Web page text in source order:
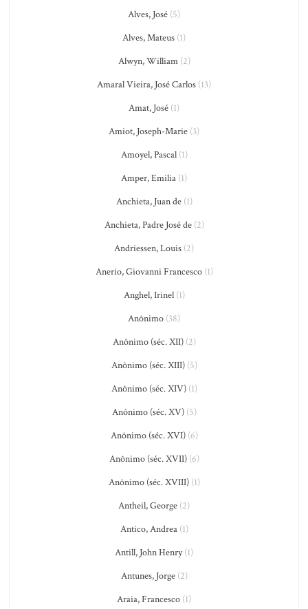
Alves, José (5)
Alves, Mateus (1)
Alwyn, William(2)
Amaral Vieira, José Carlos (13)
Amat, José (1)
Amiot, Joseph-Marie (3)
Amoyel, Pascal(1)
Amper, Emilia (1)
Anchieta, Juan de(1)
Anchieta, Padre José de(2)
Andriessen, Louis (2)
Anerio, Giovanni Francesco(1)
Anghel, Irinel(1)
Anônimo (38)
Anônimo (séc. XII)(2)
Anônimo (séc. XIII)(5)
Anônimo (séc. XIV)(1)
Anônimo (séc. XV)(5)
Anônimo (séc. XVI)(6)
Anônimo (séc. XVII)(6)
Anônimo (séc. XVIII)(1)
Antheil, George (2)
Antico, Andrea(1)
Antill, John Henry(1)
Antunes, Jorge(2)
Araia, Francesco (1)